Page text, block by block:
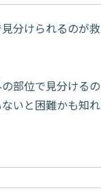
分けられるのが救
部位で見分けるの
いと困難かも知れ